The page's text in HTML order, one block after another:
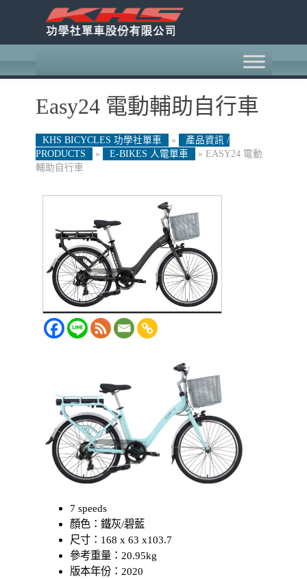
Easy24 電動輔助自行車
KHS BICYCLES 功學社單車 »
產品資訊 /
PRODUCTS
» E-BIKES 人電單車 » EASY24 電動
輔助自行車
7 speeds
顏色：鐵灰/碧藍
尺寸：168 x 63 x103.7
參考重量：20.95kg
版本年份：2020